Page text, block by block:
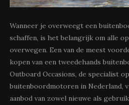
Wanneer je overweegt een
schaffen, is het belangrijk om alle
overwegen. Een van de meest
kopen van een tweedehands
Outboard Occasions, de specialist
buitenboordmotoren in Nederland,
aanbod van zowel nieuwe als